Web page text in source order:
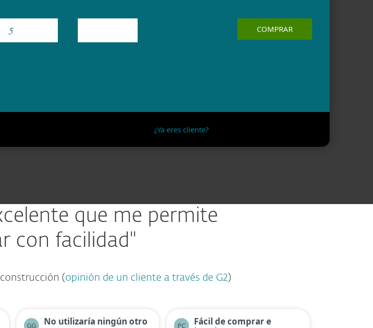
COMPRAR
¿Ya eres cliente?
que me permite
con facilidad"
( opinión de un cliente a través de G2)
No utilizaría ningún otro
GG
Fácil de comprar e
PC